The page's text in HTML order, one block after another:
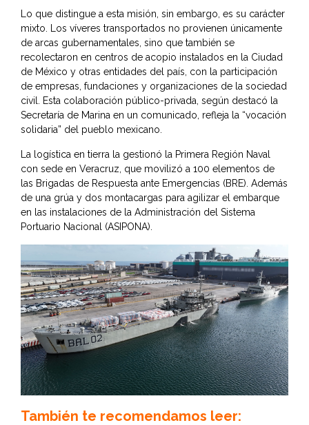
Lo que distingue a esta misión, sin embargo, es su carácter
mixto. Los víveres transportados no provienen únicamente
de arcas gubernamentales, sino que también se
recolectaron en centros de acopio instalados en la Ciudad
de México y otras entidades del país, con la participación
de empresas, fundaciones y organizaciones de la sociedad
civil. Esta colaboración público-privada, según destacó la
Secretaría de Marina en un comunicado, refleja la “vocación
solidaria” del pueblo mexicano.
La logística en tierra la gestionó la Primera Región Naval
con sede en Veracruz, que movilizó a 100 elementos de
las Brigadas de Respuesta ante Emergencias (BRE). Además
de una grúa y dos montacargas para agilizar el embarque
en las instalaciones de la Administración del Sistema
Portuario Nacional (ASIPONA).
También te recomendamos leer: